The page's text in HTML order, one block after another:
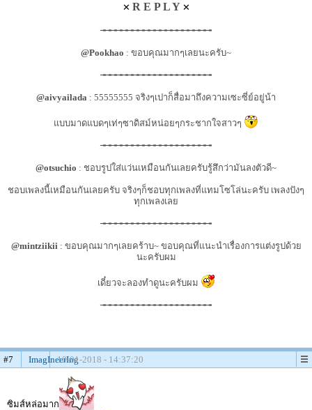
✕ R E P L Y ✕
╼╼╼╼╼╼╼╼╼╼╼╼╼╼╼╼╼╼╼╼
@Pookhao : ขอบคุณมากๆเลยนะครับ~
╼╼╼╼╼╼╼╼╼╼╼╼╼╼╼╼╼╼╼╼
@aivyailada : 55555555 จริงๆเปาก็สื่อมาถึงความเซะซี่ย์อยู่น้า
แบบมาดแบดๆเท่ๆซาดิสม์หน่อยๆกระชากใจสาวๆ
╼╼╼╼╼╼╼╼╼╼╼╼╼╼╼╼╼╼╼╼
@otsuchio : ชอบรูปใส่แว่นเหมือนกันเลยครับรู้สึกว่ามันลงตัวดี~
ชอบเพลงนี้เหมือนกันเลยครับ จริงๆก็ชอบทุกเพลงที่แทมโซโล่นะครับ เพลงปังๆ
ทุกเพลงเลย
╼╼╼╼╼╼╼╼╼╼╼╼╼╼╼╼╼╼╼╼
@mintziikii: ขอบคุณมากๆเลยคร้าบ~ ขอบคุณที่แนะนำเรื่องการแต่งรูปด้วย
นะครับผม
เดี๋ยวจะลองทำดูนะครับผม
╼╼╼╼╼╼╼╼╼╼╼╼╼╼╼╼╼╼╼╼
#7 ImagIneerIng10-01-2018 - 14:37:20
ซิมส์หล่อมาก